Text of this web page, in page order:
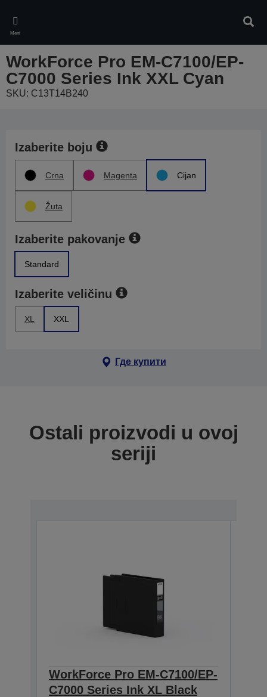
main
content
Meni
WorkForce Pro EM-C7100/EP-
C7000 Series Ink XXL Cyan
SKU: C13T14B240
Izaberite boju
Crna Magenta Cijan
Žuta
Izaberite pakovanje
Standard
Izaberite veličinu
XL XXL
Где купити
Ostali proizvodi u ovoj
seriji
WorkForce Pro EM-C7100/EP-
C7000 Series Ink XL Black